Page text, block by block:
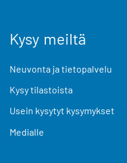
Kysy meiltä
Neuvonta ja tietopalvelu
Kysy tilastoista
Usein kysytyt kysymykset
Medialle